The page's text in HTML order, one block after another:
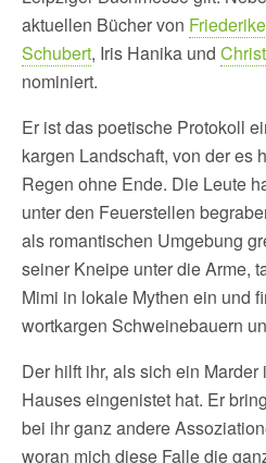
aktuellen Bücher von
Schubert, Iris Hanika und
nominiert.
Er ist das poetische Protokoll
kargen Landschaft, von der es
Regen ohne Ende. Die Leute
unter den Feuerstellen
als romantischen Umgebung
seiner Kneipe unter die Arme,
Mimi in lokale Mythen ein und
wortkargen Schweinebauern
Der hilft ihr, als sich ein
Hauses eingenistet hat. Er
bei ihr ganz andere
woran mich diese Falle die